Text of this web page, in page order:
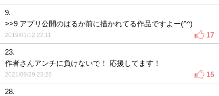
9.
>>9 アプリ公開のはるか前に描かれてる作品ですよー(^^)
2019/01/12 22:11 17
23.
作者さんアンチに負けないで！ 応援してます！
2021/09/29 23:26 15
28.